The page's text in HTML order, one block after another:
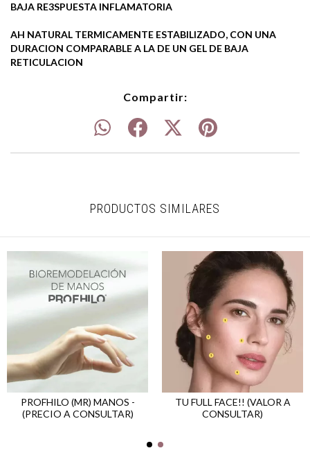
BAJA RE3SPUESTA INFLAMATORIA
AH NATURAL TERMICAMENTE ESTABILIZADO, CON UNA
DURACION COMPARABLE A LA DE UN GEL DE BAJA
RETICULACION
Compartir:
PRODUCTOS SIMILARES
PROFHILO (MR) MANOS -
(PRECIO A CONSULTAR)
TU FULL FACE!! (VALOR A
CONSULTAR)